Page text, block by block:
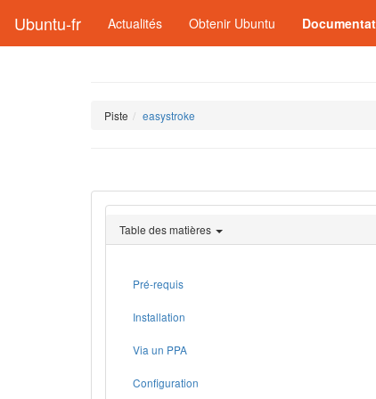
Ubuntu-fr Actualités Obtenir Ubuntu
Piste easystroke
Table des matières
Pré-requis
Installation
Via un PPA
Configuration